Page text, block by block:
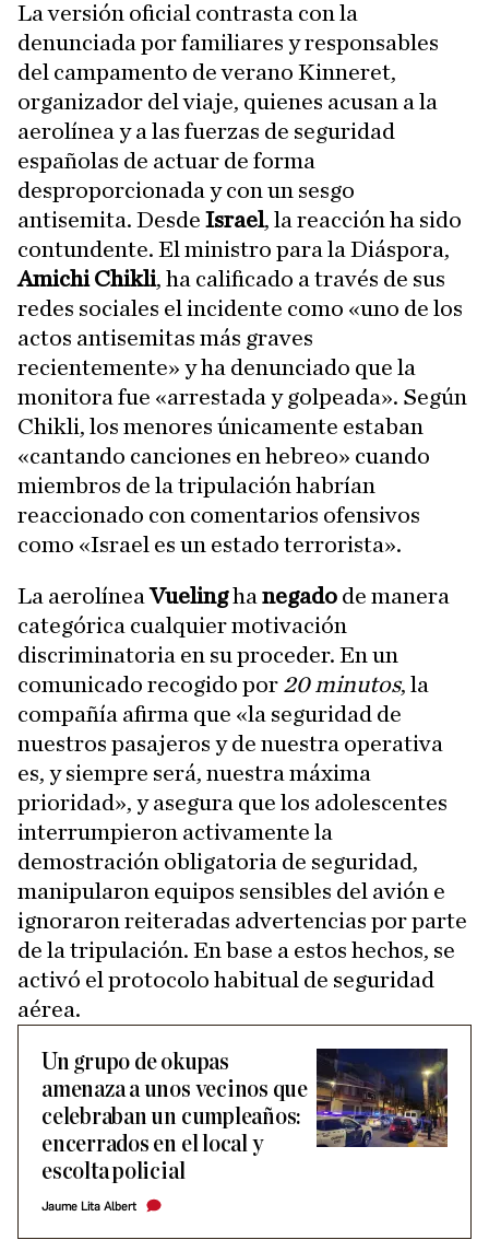
La versión oficial contrasta con la
denunciada por familiares y responsables
del campamento de verano Kinneret,
organizador del viaje, quienes acusan a la
aerolínea y a las fuerzas de seguridad
españolas de actuar de forma
desproporcionada y con un sesgo
antisemita. Desde Israel, la reacción ha sido
contundente. El ministro para la Diáspora,
Amichi Chikli, ha calificado a través de sus
redes sociales el incidente como «uno de los
actos antisemitas más graves
recientemente» y ha denunciado que la
monitora fue «arrestada y golpeada». Según
Chikli, los menores únicamente estaban
«cantando canciones en hebreo» cuando
miembros de la tripulación habrían
reaccionado con comentarios ofensivos
como «Israel es un estado terrorista».
La aerolíneaVuelingha negado de manera
categórica cualquier motivación
discriminatoria en su proceder. En un
comunicado recogido por 20 minutos, la
compañía afirma que «la seguridad de
nuestros pasajeros y de nuestra operativa
es, y siempre será, nuestra máxima
prioridad», y asegura que los adolescentes
interrumpieron activamente la
demostración obligatoria de seguridad,
manipularon equipos sensibles del avión e
ignoraron reiteradas advertencias por parte
de la tripulación. En base a estos hechos, se
activó el protocolo habitual de seguridad
aérea.
Un grupo de okupas
amenaza a unos vecinos que
celebraban un cumpleaños:
encerrados en el local y
escolta policial
Jaume Lita Albert